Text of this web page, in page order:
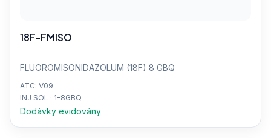
18F-FMISO
FLUOROMISONIDAZOLUM (18F) 8 GBQ
ATC: V09
INJ SOL · 1-8GBQ
Dodávky evidovány